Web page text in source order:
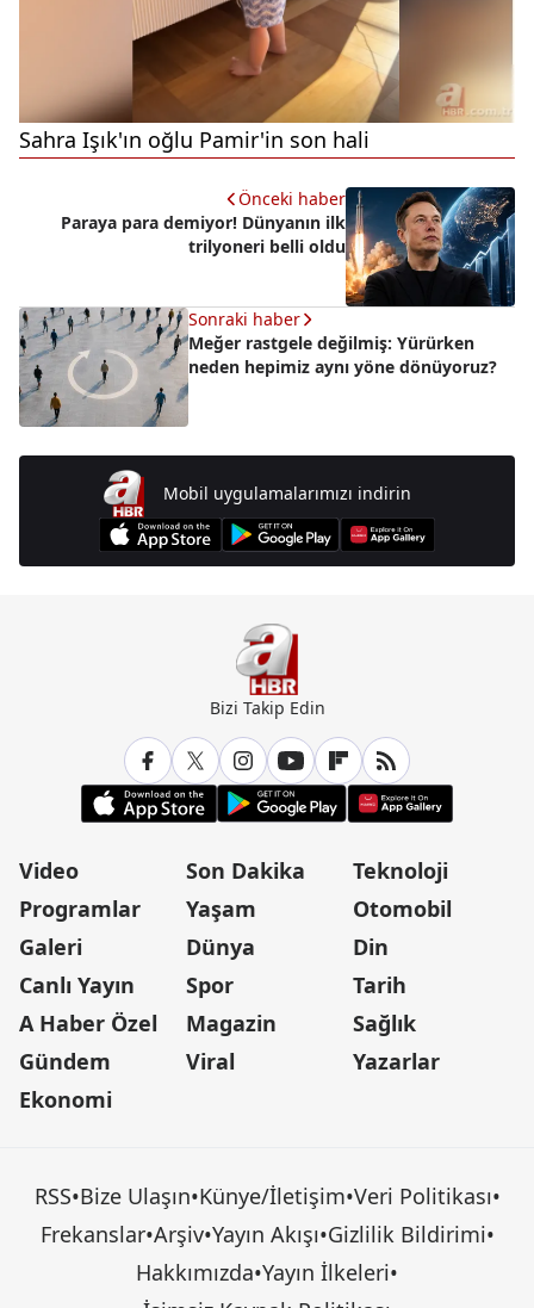
Sahra Işık'ın oğlu Pamir'in son hali
Önceki haber
Paraya para demiyor! Dünyanın ilk
trilyoneri belli oldu
Sonraki haber
Meğer rastgele değilmiş: Yürürken
neden hepimiz aynı yöne dönüyoruz?
Mobil uygulamalarımızı indirin
Bizi Takip Edin
Video
Programlar
Galeri
Canlı Yayın
A Haber Özel
Gündem
Ekonomi
Son Dakika
Yaşam
Dünya
Spor
Magazin
Viral
Teknoloji
Otomobil
Din
Tarih
Sağlık
Yazarlar
RSS•Bize Ulaşın•Künye/İletişim•Veri Politikası•
Frekanslar•Arşiv•Yayın Akışı•Gizlilik Bildirimi•
Hakkımızda•Yayın İlkeleri•